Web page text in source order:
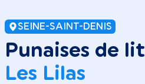
SEINE-SAINT-DENIS
Punaises de lit
Les Lilas